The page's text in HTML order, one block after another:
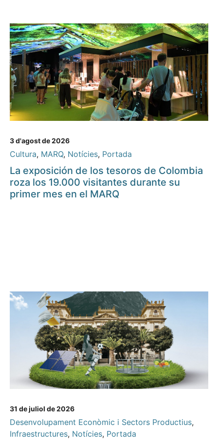
3 d'agost de 2026
Cultura, MARQ, Notícies, Portada
La exposición de los tesoros de Colombia
roza los 19.000 visitantes durante su
primer mes en el MARQ
31 de juliol de 2026
Desenvolupament Econòmic i Sectors Productius,
Infraestructures, Notícies, Portada